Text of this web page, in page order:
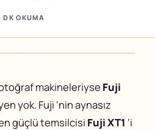
↗
↗
DK OKUMA
makineleriyse Fuji
yok. Fuji ‘nin aynasız
güçlü temsilcisi Fuji XT1 ‘i